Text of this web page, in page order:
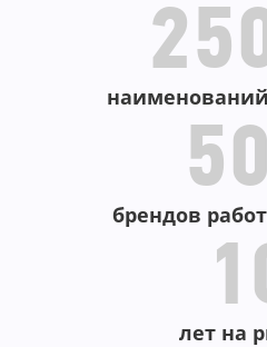
брендов
лет на